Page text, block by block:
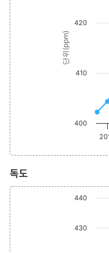
The chart
단위(ppm)
400
410
420
독도
Chart
The chart
The chart
430
440